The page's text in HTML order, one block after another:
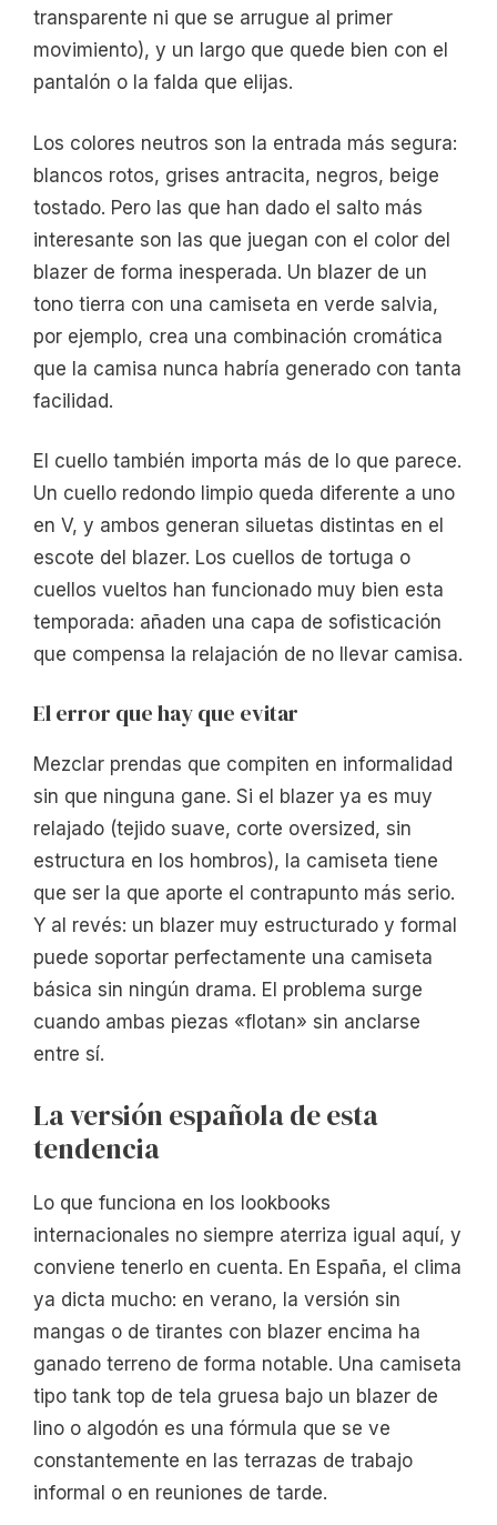
transparente ni que se arrugue al primer
movimiento), y un largo que quede bien con el
pantalón o la falda que elijas.
Los colores neutros son la entrada más segura:
blancos rotos, grises antracita, negros, beige
tostado. Pero las que han dado el salto más
interesante son las que juegan con el color del
blazer de forma inesperada. Un blazer de un
tono tierra con una camiseta en verde salvia,
por ejemplo, crea una combinación cromática
que la camisa nunca habría generado con tanta
facilidad.
El cuello también importa más de lo que parece.
Un cuello redondo limpio queda diferente a uno
en V, y ambos generan siluetas distintas en el
escote del blazer. Los cuellos de tortuga o
cuellos vueltos han funcionado muy bien esta
temporada: añaden una capa de sofisticación
que compensa la relajación de no llevar camisa.
El error que hay que evitar
Mezclar prendas que compiten en informalidad
sin que ninguna gane. Si el blazer ya es muy
relajado (tejido suave, corte oversized, sin
estructura en los hombros), la camiseta tiene
que ser la que aporte el contrapunto más serio.
Y al revés: un blazer muy estructurado y formal
puede soportar perfectamente una camiseta
básica sin ningún drama. El problema surge
cuando ambas piezas «flotan» sin anclarse
entre sí.
La versión española de esta
tendencia
Lo que funciona en los lookbooks
internacionales no siempre aterriza igual aquí, y
conviene tenerlo en cuenta. En España, el clima
ya dicta mucho: en verano, la versión sin
mangas o de tirantes con blazer encima ha
ganado terreno de forma notable. Una camiseta
tipo tank top de tela gruesa bajo un blazer de
lino o algodón es una fórmula que se ve
constantemente en las terrazas de trabajo
informal o en reuniones de tarde.